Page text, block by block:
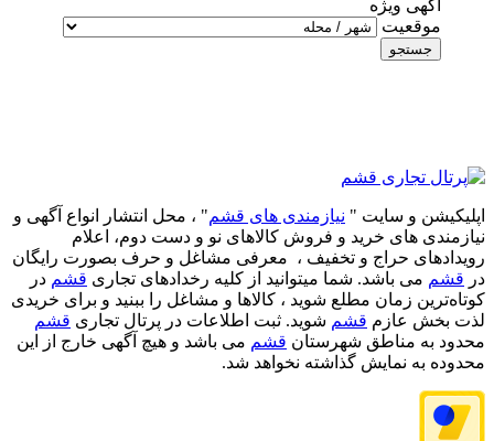
آگهی ویژه
موقعیت
جستجو
اپلیکیشن و سایت " نیازمندی های قشم" ، محل انتشار انواع آگهی و
نیازمندی های خرید و فروش کالاهای نو و دست‌ دوم، اعلام
رویدادهای حراج و تخفیف ، معرفی مشاغل و حرف بصورت رایگان
در قشم می باشد. شما میتوانید از کلیه رخدادهای تجاری قشم در
کوتاه‌ترین زمان مطلع شوید ، کالاها و مشاغل را ببنید و برای خریدی
لذت بخش عازم قشم شوید. ثبت اطلاعات در پرتال تجاری قشم
محدود به مناطق شهرستان قشم می باشد و هیچ آگهی خارج از این
محدوده به نمایش گذاشته نخواهد شد.